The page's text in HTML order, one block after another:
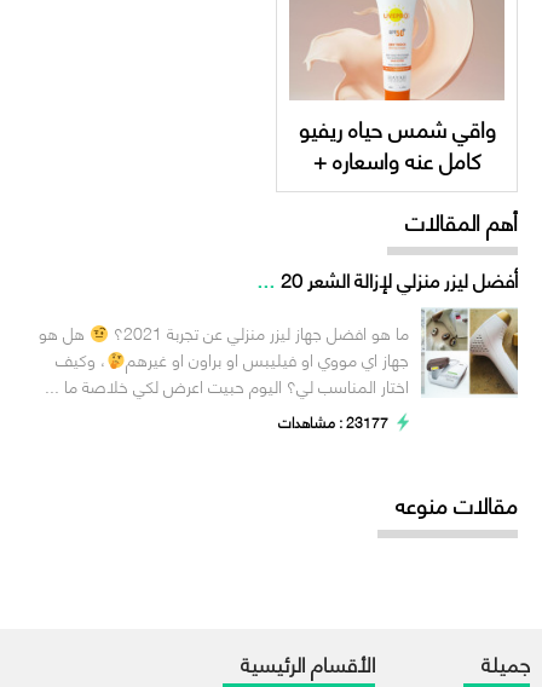
واقي شمس حياه ريفيو
كامل عنه واسعاره +
hayah UVEPRO SPF
50أهم المقالات
أفضل ليزر منزلي لإزالة الشعر 20 ...
ما هو افضل جهاز ليزر منزلي عن تجربة 2021؟
هل هو
جهاز اي مووي او فيليبس او براون او غيرهم
، وكيف
اختار المناسب لي؟ اليوم حبيت اعرض لكي خلاصة ما ...
23177 : مشاهدات
مقالات منوعه
جميلة الأقسام الرئيسية